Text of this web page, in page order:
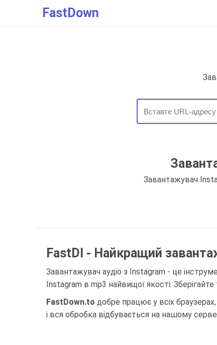
FastDown
Завантажувач
FastDl - Найкращий
Завантажувач аудіо з Instagram - це
Instagram в mp3 найвищої якості.
FastDown.to добре працює у всіх
і вся обробка відбувається на нашому